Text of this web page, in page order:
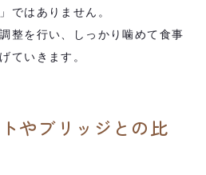
ではありません。
整を行い、しっかり噛めて食事
ていきます。
やブリッジとの比